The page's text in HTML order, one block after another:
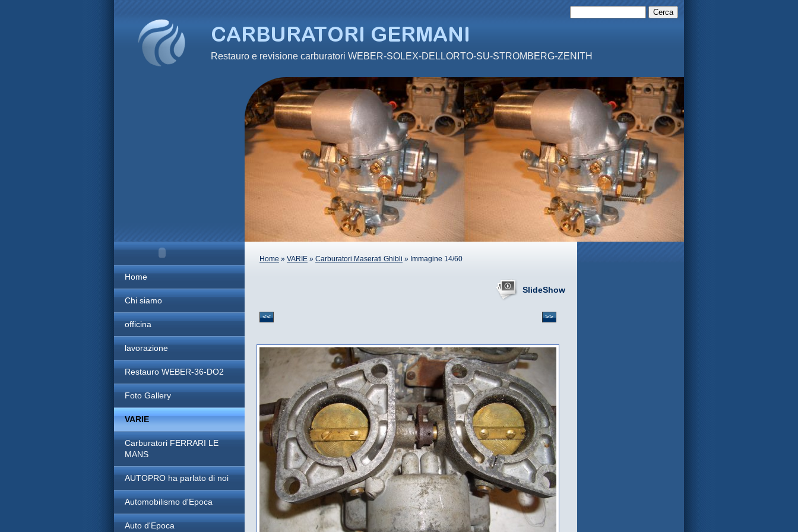
Restauro e revisione carburatori WEBER-SOLEX-DELLORTO-SU-STROMBERG-ZENITH
Home
Chi siamo
officina
lavorazione
Restauro WEBER-36-DO2
Foto Gallery
VARIE
Carburatori FERRARI LE
MANS
AUTOPRO ha parlato di noi
Automobilismo d'Epoca
Auto d'Epoca
Home » VARIE » Carburatori Maserati Ghibli » Immagine 14/60
SlideShow
<< >>